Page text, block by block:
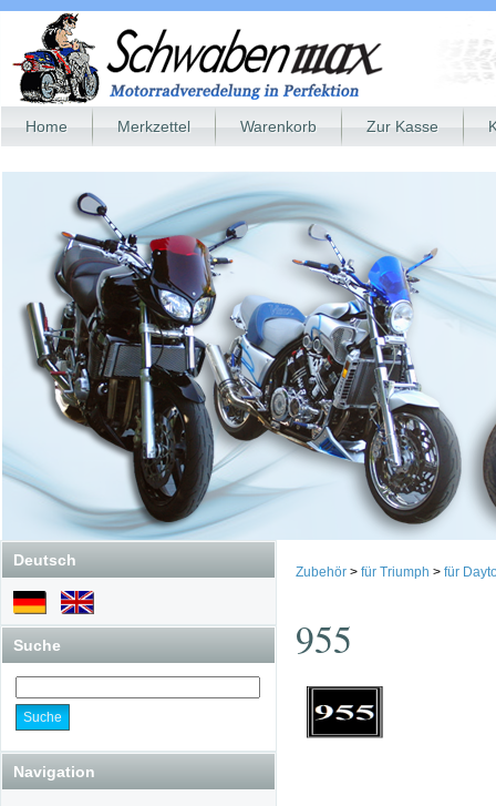
Home Merkzettel Warenkorb Zur Kasse
Deutsch
Suche
Navigation
Zubehör > für Triumph > für
955